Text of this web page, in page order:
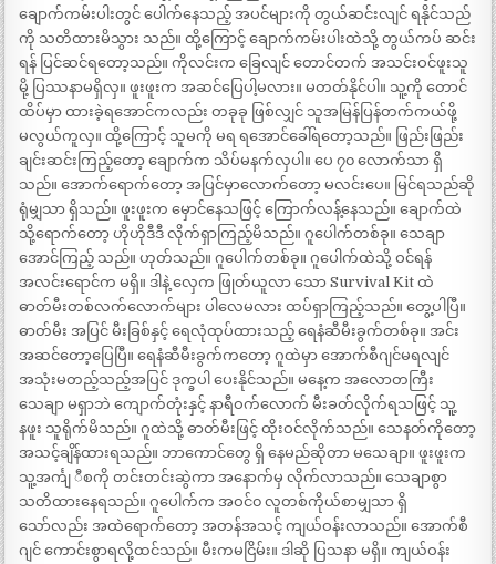
ချောက်ကမ်းပါးတွင် ပေါက်နေသည့် အပင်များကို တွယ်ဆင်းလျင် ရနိုင်သည်
ကို သတိထားမိသွား သည်။ ထို့ကြောင့် ချောက်ကမ်းပါးထဲသို့ တွယ်ကပ် ဆင်း
ရန် ပြင်ဆင်ရတော့သည်။ ကိုလင်းက ခြေလျင် တောင်တက် အသင်းဝင်ဖူးသူ
မို့ ပြဿနာမရှိလှ။ ဖူးဖူးက အဆင်ပြေပါ့မလား။ မတတ်နိုင်ပါ။ သူ့ကို တောင်
ထိပ်မှာ ထားခဲ့ရအောင်ကလည်း တခုခု ဖြစ်လျှင် သူအမြန်ပြန်တက်ကယ်ဖို့
မလွယ်ကူလှ။ ထို့ကြောင့် သူမကို မရ ရအောင်ခေါ်ရတော့သည်။ ဖြည်းဖြည်း
ချင်းဆင်းကြည့်တော့ ချောက်က သိပ်မနက်လှပါ။ ပေ ၇၀ လောက်သာ ရှိ
သည်။ အောက်ရောက်တော့ အပြင်မှာလောက်တော့ မလင်းပေ။ မြင်ရသည်ဆို
ရုံမျှသာ ရှိသည်။ ဖူးဖူးက မှောင်နေသဖြင့် ကြောက်လန့်နေသည်။ ချောက်ထဲ
သို့ရောက်တော့ ဟိုဟိုဒီဒီ လိုက်ရှာကြည့်မိသည်။ ဂူပေါက်တစ်ခု။ သေချာ
အောင်ကြည့် သည်။ ဟုတ်သည်။ ဂူပေါက်တစ်ခု။ ဂူပေါက်ထဲသို့ ဝင်ရန်
အလင်းရောင်က မရှိ။ ဒါနဲ့ လှေက ဖြုတ်ယူလာ သော Survival Kit ထဲ
ဓာတ်မီးတစ်လက်လောက်များ ပါလေမလား ထပ်ရှာကြည့်သည်။ တွေ့ပါပြီ။
ဓာတ်မီး အပြင် မီးခြစ်နှင့် ရေလုံထုပ်ထားသည့် ရေနံဆီမီးခွက်တစ်ခု။ အင်း
အဆင်တော့ပြေပြီ။ ရေနံဆီမီးခွက်ကတော့ ဂူထဲမှာ အောက်စီဂျင်မရလျင်
အသုံးမတည့်သည့်အပြင် ဒုက္ခပါ ပေးနိုင်သည်။ မနေ့က အလောတကြီး
သေချာ မရှာဘဲ ကျောက်တုံးနှင့် နာရီဝက်လောက် မီးခတ်လိုက်ရသဖြင့် သူ့
နဖူး သူရိုက်မိသည်။ ဂူထဲသို့ ဓာတ်မီးဖြင့် ထိုးဝင်လိုက်သည်။ သေနတ်ကိုတော့
အသင့်ချိန်ထားရသည်။ ဘာကောင်တွေ ရှိ နေမည်ဆိုတာ မသေချာ။ ဖူးဖူးက
သူ့အင်္ကျ ီစကို တင်းတင်းဆွဲကာ အနောက်မှ လိုက်လာသည်။ သေချာစွာ
သတိထားနေရသည်။ ဂူပေါက်က အဝင်၀ လူတစ်ကိုယ်စာမျှသာ ရှိ
သော်လည်း အထဲရောက်တော့ အတန်အသင့် ကျယ်ဝန်းလာသည်။ အောက်စီ
ဂျင် ကောင်းစွာရလို့ထင်သည်။ မီးကမငြိမ်း။ ဒါဆို ပြသနာ မရှိ။ ကျယ်ဝန်း